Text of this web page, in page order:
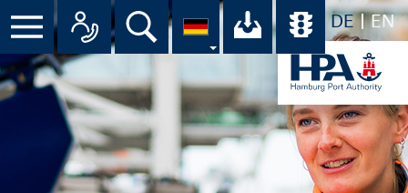
DE EN
Menü Alle Ansprechpartner im
Suche Ihr Download-